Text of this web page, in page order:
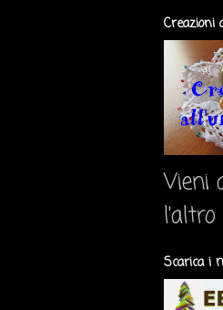
Creazioni
Vieni
Scarica i